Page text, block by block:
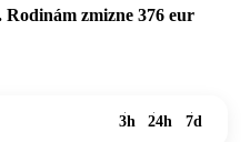
Rodinám zmizne 376 eur
3h 24h 7d